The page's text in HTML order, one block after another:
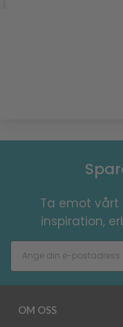
Ta emot
inspiration,
OM OSS